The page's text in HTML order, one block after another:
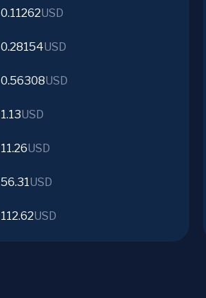
0.11262USD
0.28154USD
0.56308USD
1.13USD
11.26USD
56.31USD
112.62USD